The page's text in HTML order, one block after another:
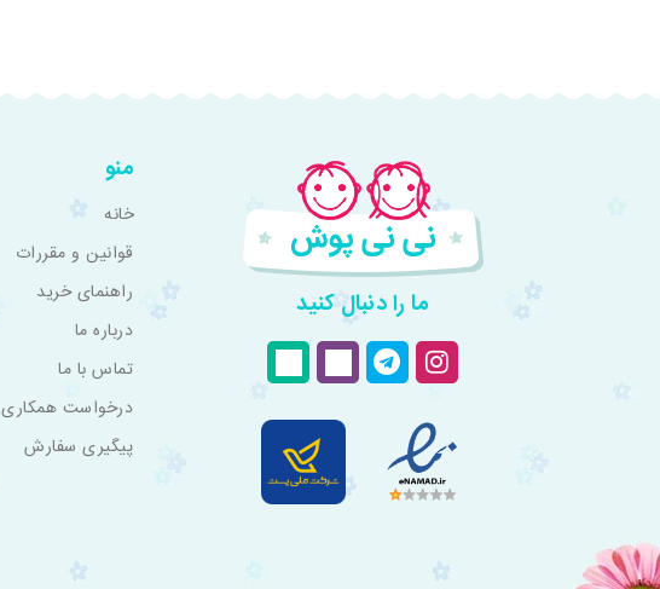
ما را دنبال کنید
منو
خانه
قوانین و مقررات
راهنمای خرید
درباره ما
تماس با ما
درخواست همکاری
پیگیری سفارش